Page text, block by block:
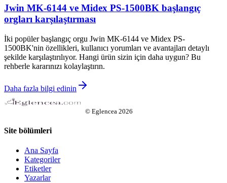
Jwin MK-6144 ve Midex PS-1500BK başlangıç
orgları karşılaştırması
İki popüler başlangıç orgu Jwin MK-6144 ve Midex PS-
1500BK'nin özellikleri, kullanıcı yorumları ve avantajları detaylı
şekilde karşılaştırılıyor. Hangi ürün sizin için daha uygun? Bu
rehberle kararınızı kolaylaştırın.
Daha fazla bilgi edinin
© Eglencea 2026
Site bölümleri
Ana Sayfa
Kategoriler
Etiketler
Yazarlar